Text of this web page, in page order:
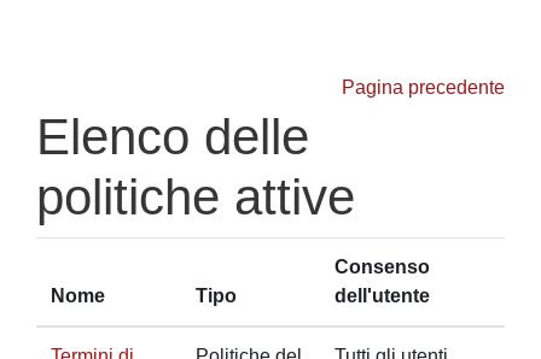
Pagina precedente
Elenco delle
politiche attive
Nome Tipo
Consenso
dell'utente